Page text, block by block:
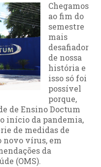
Chegamos
ao fim do
semestre
mais
desafiador
de nossa
história e
isso só foi
possível
porque,
de Ensino Doctum
início da pandemia,
de medidas de
novo vírus, em
da
(OMS).